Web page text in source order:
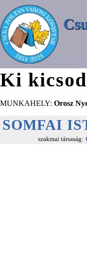
Ki
MUNKAHELY: Orosz
SOMFAI
szakmai társaság: